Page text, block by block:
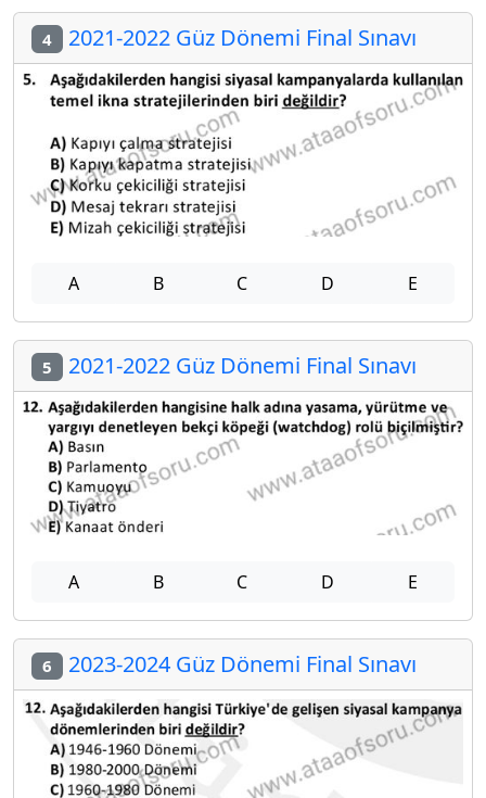
4 2021-2022 Güz Dönemi Final Sınavı
A B C D E
5 2021-2022 Güz Dönemi Final Sınavı
A B C D E
6 2023-2024 Güz Dönemi Final Sınavı